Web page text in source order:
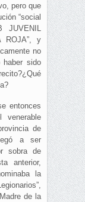
pero que
“social
JUVENIL
ROJA”, y
no
haber sido
entonces
de
a ser
sobra de
anterior,
la
de la